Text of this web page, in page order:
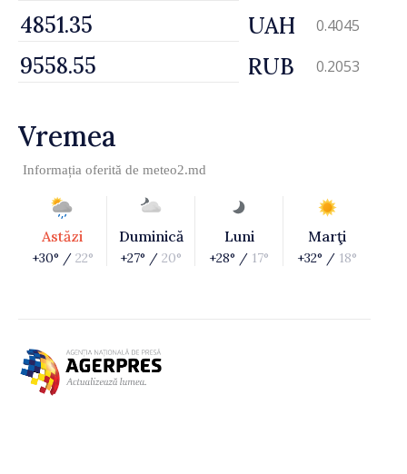
UAH 0.4045
RUB 0.2053
Vremea
Informația oferită de meteo2.md
Astăzi
+30° / 22°
Duminică
+27° / 20°
Luni
+28° / 17°
Marţi
+32° / 18°